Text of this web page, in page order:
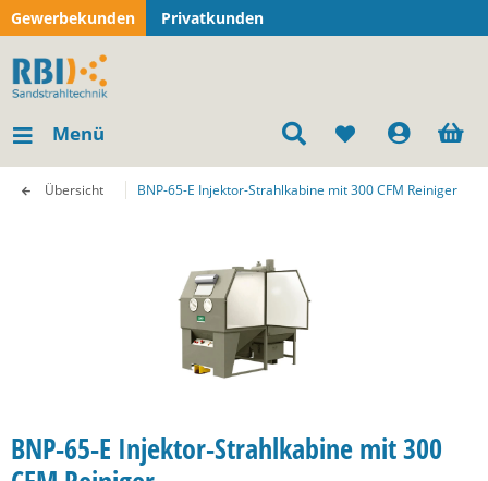
Gewerbekunden Privatkunden
Menü
Übersicht BNP-65-E Injektor-Strahlkabine mit 300 CFM Reiniger
BNP-65-E Injektor-Strahlkabine mit 300